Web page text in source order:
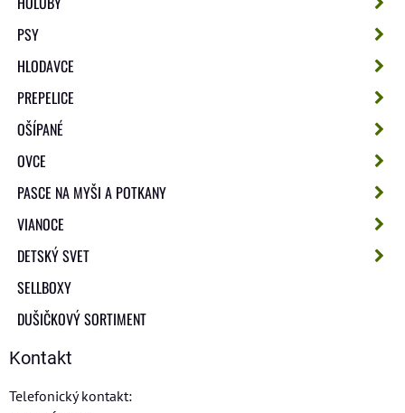
PSY
HLODAVCE
PREPELICE
OŠÍPANÉ
OVCE
PASCE NA MYŠI A POTKANY
VIANOCE
DETSKÝ SVET
SELLBOXY
DUŠIČKOVÝ SORTIMENT
Kontakt
Telefonický kontakt: